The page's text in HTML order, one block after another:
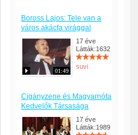
Boross Lajos: Tele van a
város akácfa virággal
01:49
17 éve
Látták:1632
suvi
Cigányzene és Magyarnóta
Kedvelők Társasága
17 éve
Látták:1989